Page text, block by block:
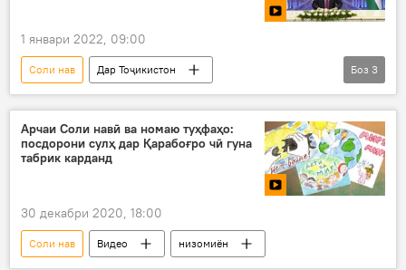
1 январи 2022, 09:00
Соли нав
Дар Тоҷикистон
Эмомалӣ Раҳмон
табрикоти президент
Боз 3
Арчаи Соли навӣ ва номаю туҳфаҳо:
посдорони сулҳ дар Қарабоғро чӣ гуна
табрик карданд
30 декабри 2020, 18:00
Соли нав Видео низомиён